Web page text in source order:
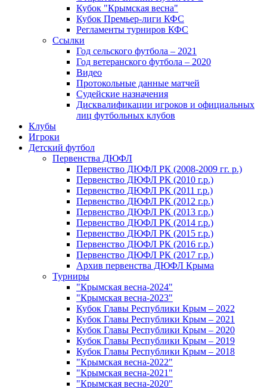
Кубок "Крымская весна"
Кубок Премьер-лиги КФС
Регламенты турниров КФС
Ссылки
Год сельского футбола – 2021
Год ветеранского футбола – 2020
Видео
Протокольные данные матчей
Судейские назначения
Дисквалификации игроков и официальных
лиц футбольных клубов
Клубы
Игроки
Детский футбол
Первенства ДЮФЛ
Первенство ДЮФЛ РК (2008-2009 гг. р.)
Первенство ДЮФЛ РК (2010 г.р.)
Первенство ДЮФЛ РК (2011 г.р.)
Первенство ДЮФЛ РК (2012 г.р.)
Первенство ДЮФЛ РК (2013 г.р.)
Первенство ДЮФЛ РК (2014 г.р.)
Первенство ДЮФЛ РК (2015 г.р.)
Первенство ДЮФЛ РК (2016 г.р.)
Первенство ДЮФЛ РК (2017 г.р.)
Архив первенства ДЮФЛ Крыма
Турниры
"Крымская весна-2024"
"Крымская весна-2023"
Кубок Главы Республики Крым – 2022
Кубок Главы Республики Крым – 2021
Кубок Главы Республики Крым – 2020
Кубок Главы Республики Крым – 2019
Кубок Главы Республики Крым – 2018
"Крымская весна-2022"
"Крымская весна-2021"
"Крымская весна-2020"